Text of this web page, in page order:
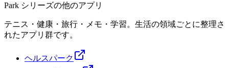
Park シリーズの他のアプリ
テニス・健康・旅行・メモ・学習。生活の領域ごとに整理さ
れたアプリ群です。
ヘルスパーク